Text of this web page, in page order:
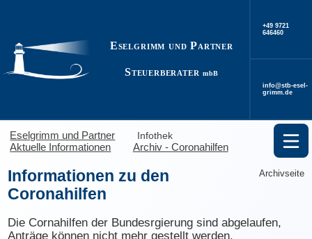
Eselgrimm und Partner
SteuerberatermbB
+49 9721
646460
info@stb-esel­
grimm.de
Eselgrimm und Partner
Infothek
Aktuelle Informationen
Archiv - Coronahilfen
Archivseite
Informationen zu den
Coronahilfen
Die Cornahilfen der Bundesrgierung sind abgelaufen,
Anträge können nicht mehr gestellt werden.